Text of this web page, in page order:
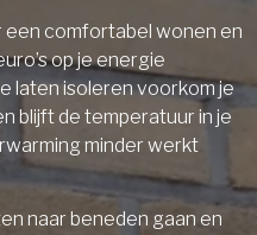
comfortabel wonen en
op je energie
laten isoleren voorkom je
blijft de temperatuur in je
minder werkt
naar beneden gaan en